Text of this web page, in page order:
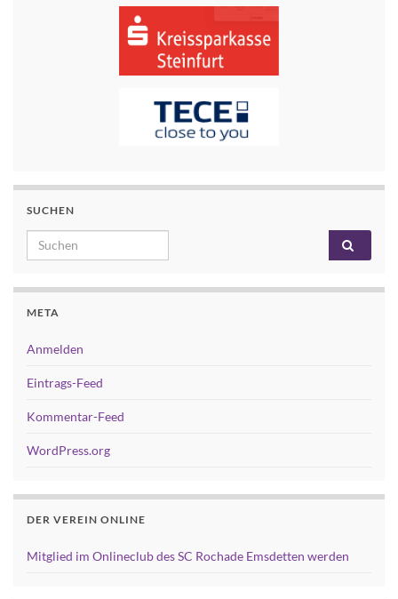
SUCHEN
Search for:
META
Anmelden
Eintrags-Feed
Kommentar-Feed
WordPress.org
DER VEREIN ONLINE
Mitglied im Onlineclub des SC Rochade Emsdetten werden